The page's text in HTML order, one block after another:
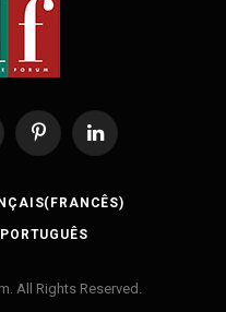
PinterestLinkedIn
( FRANCÊS)
PORTUGUÊS
All Rights Reserved.